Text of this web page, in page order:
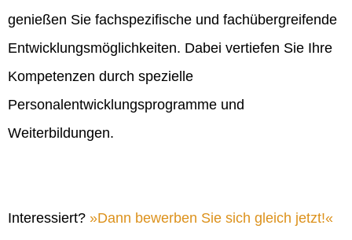
genießen Sie fachspezifische und fachübergreifende
Entwicklungsmöglichkeiten. Dabei vertiefen Sie Ihre
Kompetenzen durch spezielle
Personalentwicklungsprogramme und
Weiterbildungen.
Interessiert? Dann bewerben Sie sich gleich jetzt!